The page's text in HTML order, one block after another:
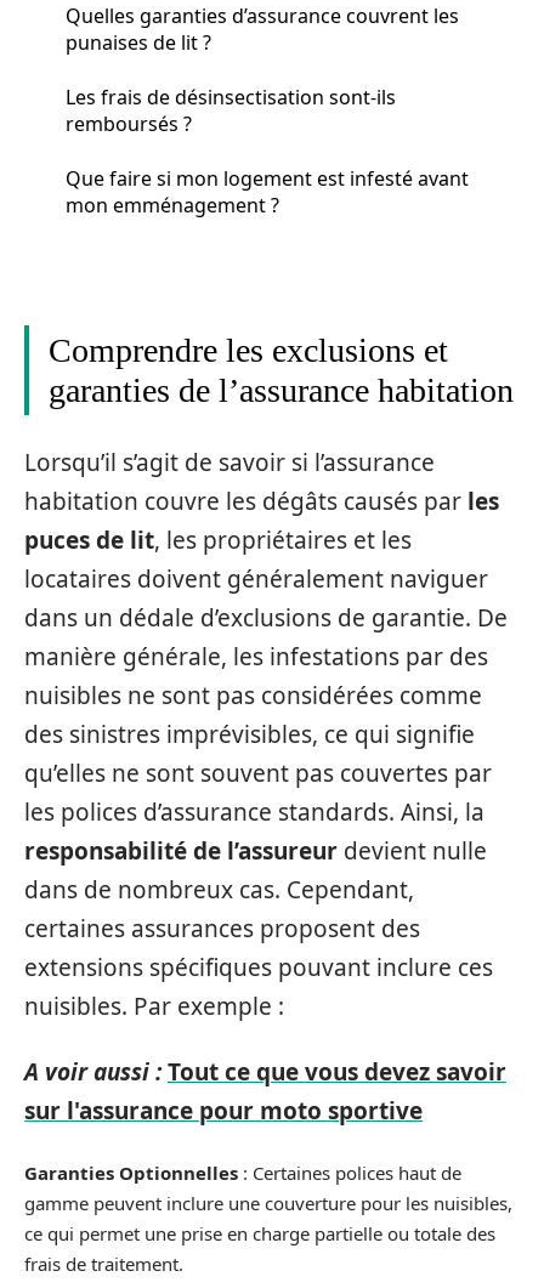
Quelles garanties d’assurance couvrent les
punaises de lit ?
Les frais de désinsectisation sont-ils
remboursés ?
Que faire si mon logement est infesté avant
mon emménagement ?
Comprendre les exclusions et
garanties de l’assurance habitation
Lorsqu’il s’agit de savoir si l’assurance
habitation couvre les dégâts causés par les
puces de lit, les propriétaires et les
locataires doivent généralement naviguer
dans un dédale d’exclusions de garantie. De
manière générale, les infestations par des
nuisibles ne sont pas considérées comme
des sinistres imprévisibles, ce qui signifie
qu’elles ne sont souvent pas couvertes par
les polices d’assurance standards. Ainsi, la
responsabilité de l’assureur devient nulle
dans de nombreux cas. Cependant,
certaines assurances proposent des
extensions spécifiques pouvant inclure ces
nuisibles. Par exemple :
A voir aussi :Tout ce que vous devez savoir
sur l'assurance pour moto sportive
Garanties Optionnelles : Certaines polices haut de
gamme peuvent inclure une couverture pour les nuisibles,
ce qui permet une prise en charge partielle ou totale des
frais de traitement.